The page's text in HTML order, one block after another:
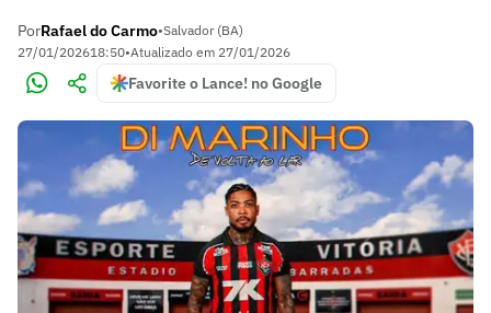
PorRafael do Carmo•Salvador (BA)
27/01/202618:50•Atualizado em 27/01/2026
Favorite o Lance! no Google